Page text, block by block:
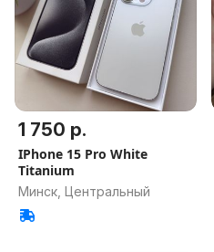
1 750 р.
IPhone 15 Pro White
Titanium
Минск, Центральный